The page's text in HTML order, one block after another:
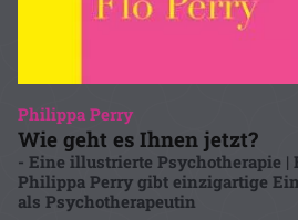
Philippa Perry
Wie geht es Ihnen jetzt?
- Eine illustrierte Psychotherapie |
Philippa Perry gibt einzigartige
als Psychotherapeutin